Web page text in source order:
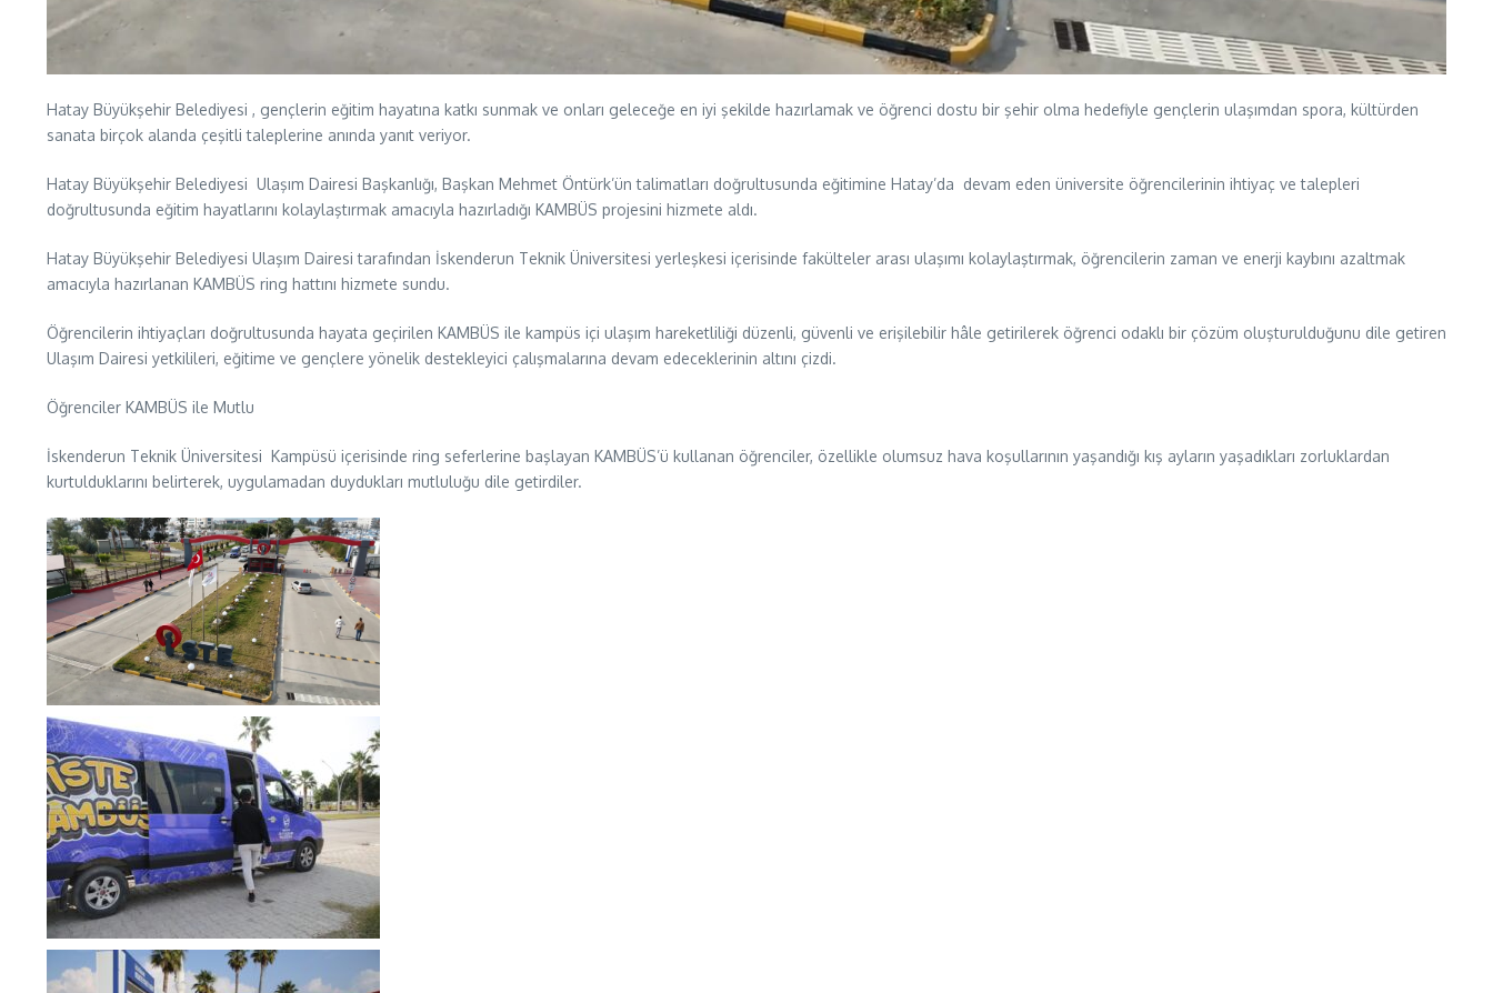
Hatay Büyükşehir Belediyesi , gençlerin eğitim hayatına katkı sunmak ve onları geleceğe en iyi şekilde hazırlamak ve öğrenci dostu bir şehir olma hedefiyle gençlerin ulaşımdan spora, kültürden
sanata birçok alanda çeşitli taleplerine anında yanıt veriyor.
Hatay Büyükşehir Belediyesi Ulaşım Dairesi Başkanlığı, Başkan Mehmet Öntürk’ün talimatları doğrultusunda eğitimine Hatay’da devam eden üniversite öğrencilerinin ihtiyaç ve talepleri
doğrultusunda eğitim hayatlarını kolaylaştırmak amacıyla hazırladığı KAMBÜS projesini hizmete aldı.
Hatay Büyükşehir Belediyesi Ulaşım Dairesi tarafından İskenderun Teknik Üniversitesi yerleşkesi içerisinde fakülteler arası ulaşımı kolaylaştırmak, öğrencilerin zaman ve enerji kaybını azaltmak
amacıyla hazırlanan KAMBÜS ring hattını hizmete sundu.
Öğrencilerin ihtiyaçları doğrultusunda hayata geçirilen KAMBÜS ile kampüs içi ulaşım hareketliliği düzenli, güvenli ve erişilebilir hâle getirilerek öğrenci odaklı bir çözüm oluşturulduğunu dile getiren
Ulaşım Dairesi yetkilileri, eğitime ve gençlere yönelik destekleyici çalışmalarına devam edeceklerinin altını çizdi.
Öğrenciler KAMBÜS ile Mutlu
İskenderun Teknik Üniversitesi Kampüsü içerisinde ring seferlerine başlayan KAMBÜS’ü kullanan öğrenciler, özellikle olumsuz hava koşullarının yaşandığı kış ayların yaşadıkları zorluklardan
kurtulduklarını belirterek, uygulamadan duydukları mutluluğu dile getirdiler.